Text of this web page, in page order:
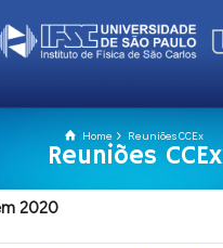
Home Reuniões CCEx
Reuniões CCEx
2020